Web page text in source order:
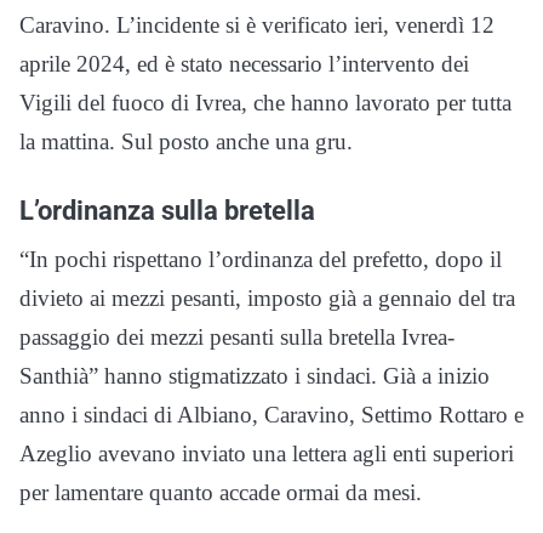
Caravino. L’incidente si è verificato ieri, venerdì 12
aprile 2024, ed è stato necessario l’intervento dei
Vigili del fuoco di Ivrea, che hanno lavorato per tutta
la mattina. Sul posto anche una gru.
L’ordinanza sulla bretella
“In pochi rispettano l’ordinanza del prefetto, dopo il
divieto ai mezzi pesanti, imposto già a gennaio del tra
passaggio dei mezzi pesanti sulla bretella Ivrea-
Santhià” hanno stigmatizzato i sindaci. Già a inizio
anno i sindaci di Albiano, Caravino, Settimo Rottaro e
Azeglio avevano inviato una lettera agli enti superiori
per lamentare quanto accade ormai da mesi.